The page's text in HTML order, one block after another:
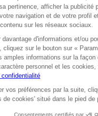
Cookies CGV
Facebook